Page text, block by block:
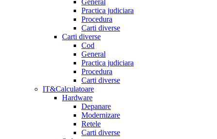
General
Practica judiciara
Procedura
Carti diverse
Carti diverse
Cod
General
Practica judiciara
Procedura
Carti diverse
IT&Calculatoare
Hardware
Depanare
Modernizare
Retele
Carti diverse